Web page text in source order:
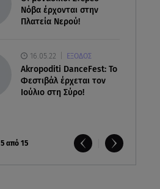
Νόβα έρχονται στην
Πλατεία Νερού!
16.05.22 ΕΞΟΔΟΣ
Akropoditi DanceFest: Το
Φεστιβάλ έρχεται τον
Ιούλιο στη Σύρο!
5 από 15